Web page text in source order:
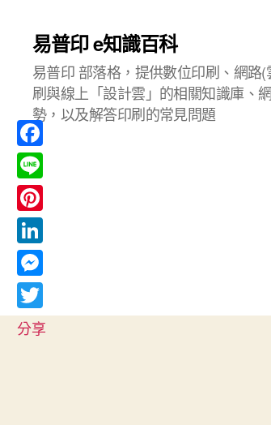
易普印 e知識百科
易普印 部落格，提供數位印刷、網路(
刷與線上「設計雲」的相關知識庫、
勢，以及解答印刷的常見問題
F
a
c
e
b
o
o
k
L
i
n
e
P
i
n
t
e
L
i
n
k
M
e
s
T
分享